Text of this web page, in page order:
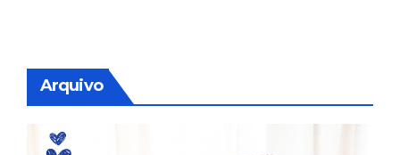
Arquivo